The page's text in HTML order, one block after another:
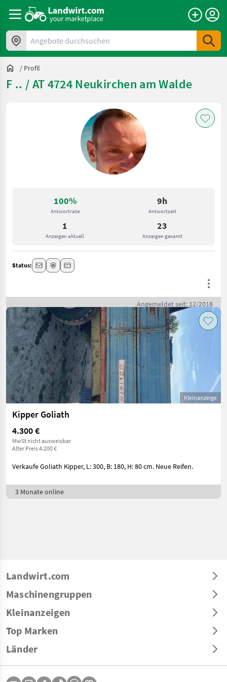
Angebote durchsuchen
/ Profil
F .. / AT 4724 Neukirchen am Walde
100%
Antwortrate
9h
Antwortzeit
1
Anzeigen aktuell
23
Anzeigen gesamt
Status:
Angemeldet seit: 12/2018
Kleinanzeige
Kipper Goliath
4.300 €
MwSt nicht ausweisbar
Alter Preis 4.200 €
Verkaufe Goliath Kipper, L: 300, B: 180, H: 80 cm. Neue Reifen.
3 Monate online
Landwirt.com
Maschinengruppen
Kleinanzeigen
Top Marken
Länder